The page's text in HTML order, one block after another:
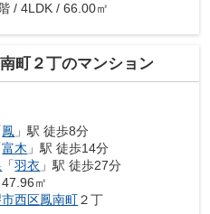
/ 4LDK / 66.00㎡
町２丁のマンション
鳳 」駅 徒歩8分
富木 」駅 徒歩14分
「羽衣 」駅 徒歩27分
㎡
西区鳳南町２丁